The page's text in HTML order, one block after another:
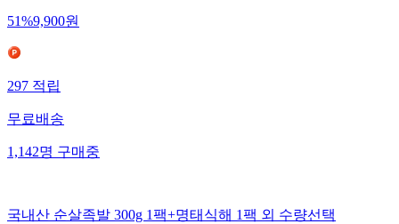
51%9,900원
297 적립
무료배송
1,142명 구매중
국내산 순살족발 300g 1팩+명태식해 1팩 외 수량선택